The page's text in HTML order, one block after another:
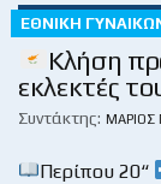
ΕΘΝΙΚΉ
Κλήση
εκλεκτές
Συντάκτης: ΜΆΡΙΟΣ
Περίπου 20“